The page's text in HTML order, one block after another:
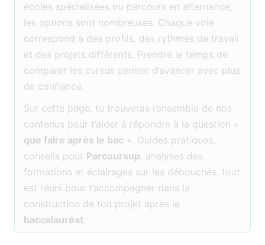
écoles spécialisées ou parcours en alternance,
les options sont nombreuses. Chaque voie
correspond à des profils, des rythmes de travail
et des projets différents. Prendre le temps de
comparer les cursus permet d’avancer avec plus
de confiance.
Sur cette page, tu trouveras l’ensemble de nos
contenus pour t’aider à répondre à la question «
que faire après le bac ». Guides pratiques,
conseils pour Parcoursup, analyses des
formations et éclairages sur les débouchés, tout
est réuni pour t’accompagner dans la
construction de ton projet après le
baccalauréat.